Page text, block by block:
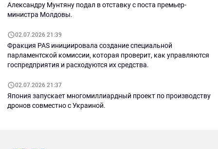
Александру Мунтяну подал в отставку с поста премьер-
министра Молдовы.
02.07.2026 21:39
Фракция PAS инициировала создание специальной
парламентской комиссии, которая проверит, как управляются
госпредприятия и расходуются их средства.
02.07.2026 21:37
Япония запускает многомиллиардный проект по производству
дронов совместно с Украиной.